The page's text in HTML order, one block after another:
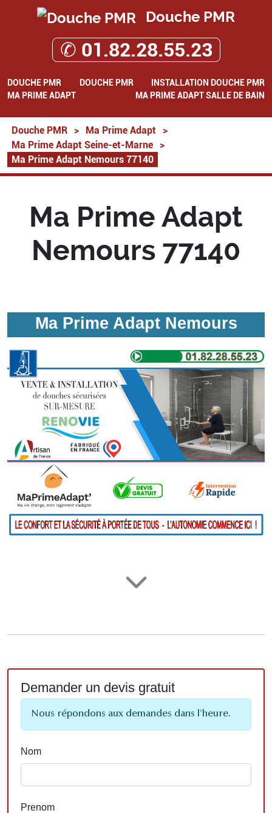
Douche PMR
✆ 01.82.28.55.23
DOUCHE PMR DOUCHE PMR
INSTALLATION DOUCHE PMR
MA PRIME ADAPT
MA PRIME ADAPT SALLE DE BAIN
Douche PMR > Ma Prime Adapt
>
Ma Prime Adapt Seine-et-Marne
>
Ma Prime Adapt Nemours 77140
Ma Prime Adapt
Nemours 77140
Ma Prime Adapt Nemours
Demander un devis gratuit
Nous répondons aux demandes dans l'heure.
Nom
Prenom